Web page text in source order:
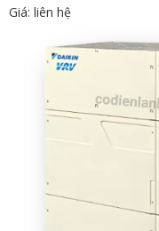
Giá: liên hệ